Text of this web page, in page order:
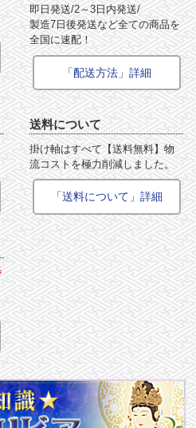
即日発送/2～3日内発送/
製造7日後発送など全ての商品を
全国に速配！
「配送方法」詳細
送料について
掛け軸はすべて【送料無料】物
流コストを極力削減しました。
「送料について」詳細